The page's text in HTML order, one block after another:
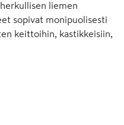
liemen
sopivat monipuolisesti
keittoihin, kastikkeisiin,